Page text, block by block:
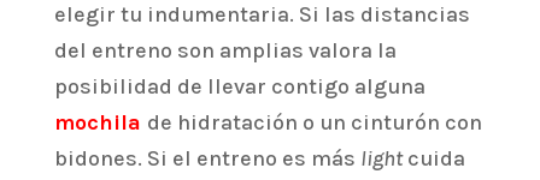
elegir tu indumentaria. Si las distancias
del entreno son amplias valora la
posibilidad de llevar contigo alguna
mochila de hidratación o un cinturón con
bidones. Si el entreno es más lightcuida